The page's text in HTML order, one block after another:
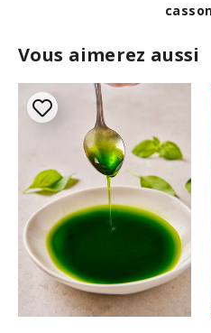
Vous aimerez aussi